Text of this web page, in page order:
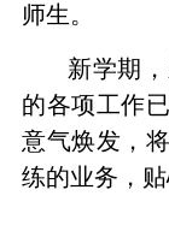
师生。
新学期
的各项工作
意气焕发，
练的业务，